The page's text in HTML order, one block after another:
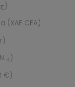
Ägypten (EGP ج.م)
(XAF CFA)
Afghanistan (AFN ؋)
€)